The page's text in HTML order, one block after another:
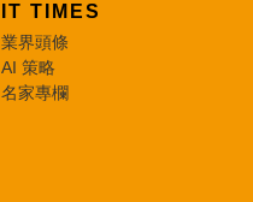
IT TIMES
業界頭條
AI 策略
名家專欄